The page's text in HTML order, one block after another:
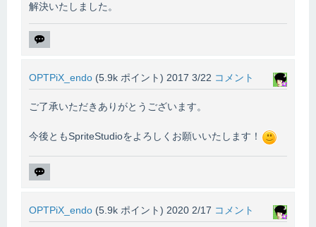
解決いたしました。
OPTPiX_endo (5.9k ポイント) 2017 3/22 コメント
ご了承いただきありがとうございます。
今後ともSpriteStudioをよろしくお願いいたします！
OPTPiX_endo (5.9k ポイント) 2020 2/17 コメント